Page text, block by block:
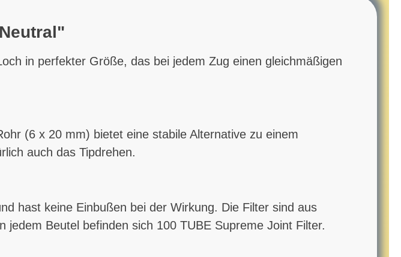
in perfekter Größe, das bei jedem Zug einen gleichmäßigen
(6 x 20 mm) bietet eine stabile Alternative zu einem
auch das Tipdrehen.
hast keine Einbußen bei der Wirkung. Die Filter sind aus
Beutel befinden sich 100 TUBE Supreme Joint Filter.